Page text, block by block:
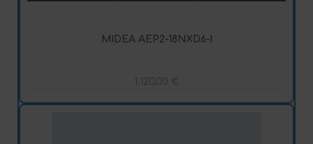
MIDEA AEP2-18NXD6-I
1.120,00 €